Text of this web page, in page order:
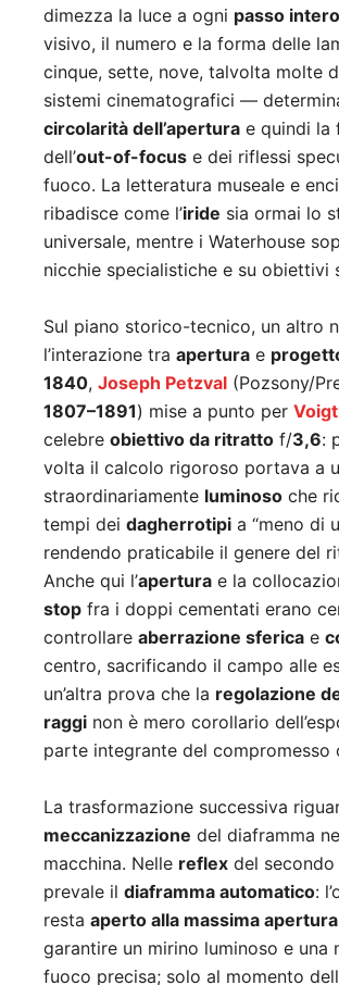
dimezza la luce a ogni passo intero
visivo, il numero e la forma delle
cinque, sette, nove, talvolta molte
sistemi cinematografici —
circolarità dell’apertura e quindi la
dell’out-of-focus e dei riflessi
fuoco. La letteratura museale e
ribadisce come l’iride sia ormai lo
universale, mentre i Waterhouse
nicchie specialistiche e su obiettivi
Sul piano storico-tecnico, un altro
l’interazione tra apertura e
1840, Joseph Petzval (Pozsony/
1807–1891) mise a punto per
celebre obiettivo da ritratto f/3,6:
volta il calcolo rigoroso portava a
straordinariamente luminoso che
tempi dei dagherrotipi a “meno di
rendendo praticabile il genere del
Anche qui l’apertura e la
stop fra i doppi cementati erano
controllare aberrazione sferica e
centro, sacrificando il campo alle
un’altra prova che la regolazione
raggi non è mero corollario
parte integrante del compromesso
La trasformazione successiva
meccanizzazione del diaframma
macchina. Nelle reflex del
prevale il diaframma automatico:
resta aperto alla massima apertura
garantire un mirino luminoso e una
fuoco precisa; solo al momento